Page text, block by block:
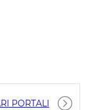
PORTALI